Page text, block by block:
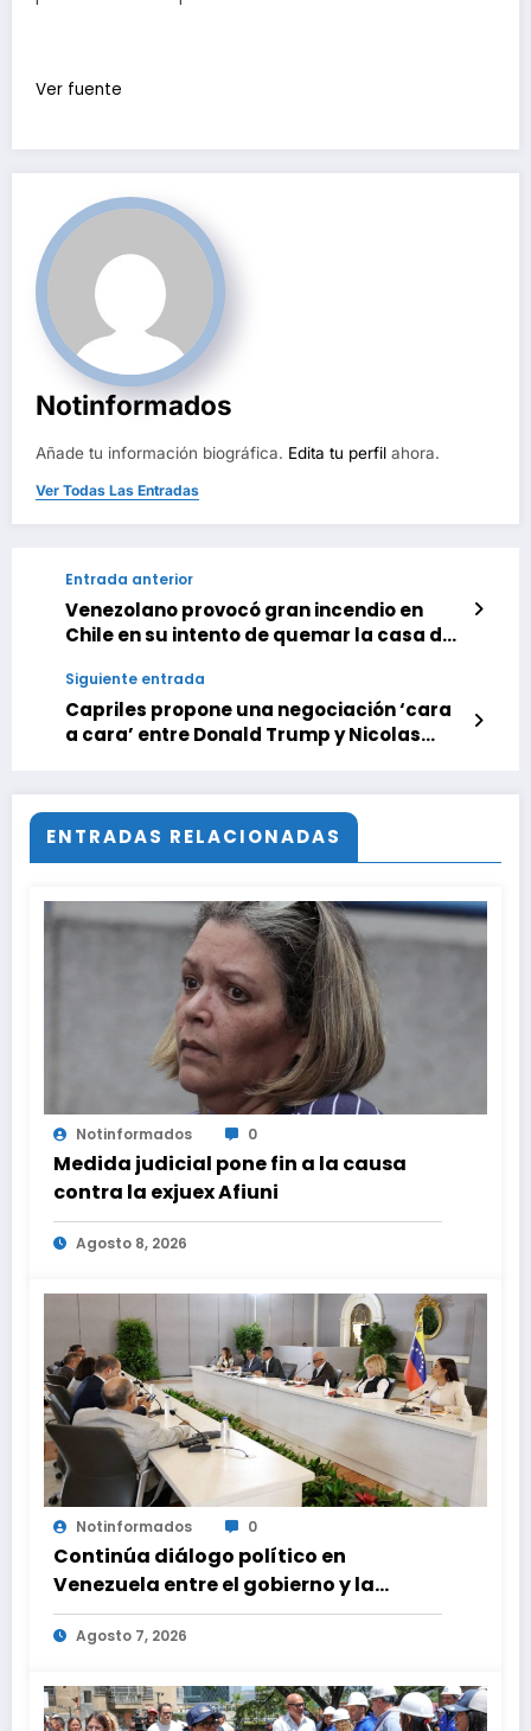
Ver fuente
Notinformados
Añade tu información biográfica. Edita tu perfil ahora.
Ver Todas Las Entradas
Entrada anterior
Venezolano provocó gran incendio en
Chile en su intento de quemar la casa de
Siguiente entrada
Capriles propone una negociación ‘cara
a cara’ entre Donald Trump y Nicolas
ENTRADAS RELACIONADAS
Notinformados 0
Medida judicial pone fin a la causa
contra la exjuex Afiuni
Agosto 8, 2026
Notinformados 0
Continúa diálogo político en
Venezuela entre el gobierno y la
oposición
Agosto 7, 2026